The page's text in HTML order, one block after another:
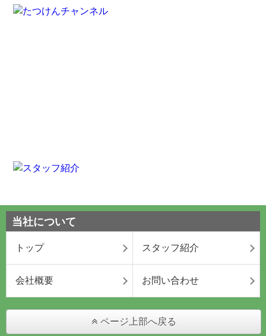
当社について
トップ スタッフ紹介
会社概要 お問い合わせ
ページ上部へ戻る